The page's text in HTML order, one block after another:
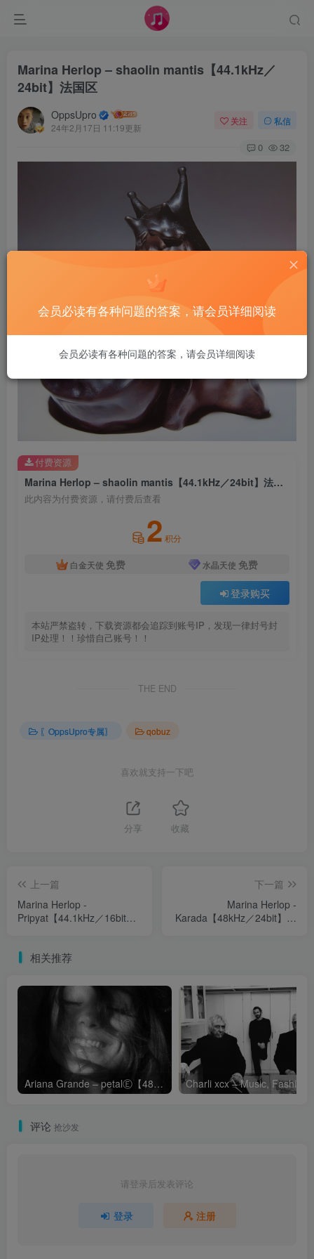
Marina Herlop – shaolin mantis【44.1kHz／
24bit】法国区
OppsUpro
24年2月17日 11:19更新
关注 私信
0 32
Marina Herlop – shaolin mantis【44.1kHz／24bit】法国区
此内容为付费资源，请付费后查看
2 积分
白金天使 免费 水晶天使 免费
登录购买
本站严禁盗转，下载资源都会追踪到账号IP，发现一律封号封
IP处理！！珍惜自己账号！！
付费资源
THE END
〖OppsUpro专属〗 qobuz
喜欢就支持一下吧
分享 收藏
上一篇
Marina Herlop -
Pripyat【44.1kHz／16bit】
下一篇
Marina Herlop -
Karada【48kHz／24bit】法
相关推荐
Ariana Grande – petalⒺ【48kHz／24bit】英国区
评论 抢沙发
请登录后发表评论
登录 注册
会员必读有各种问题的答案，请会员详细阅读
会员必读有各种问题的答案，请会员详细阅读